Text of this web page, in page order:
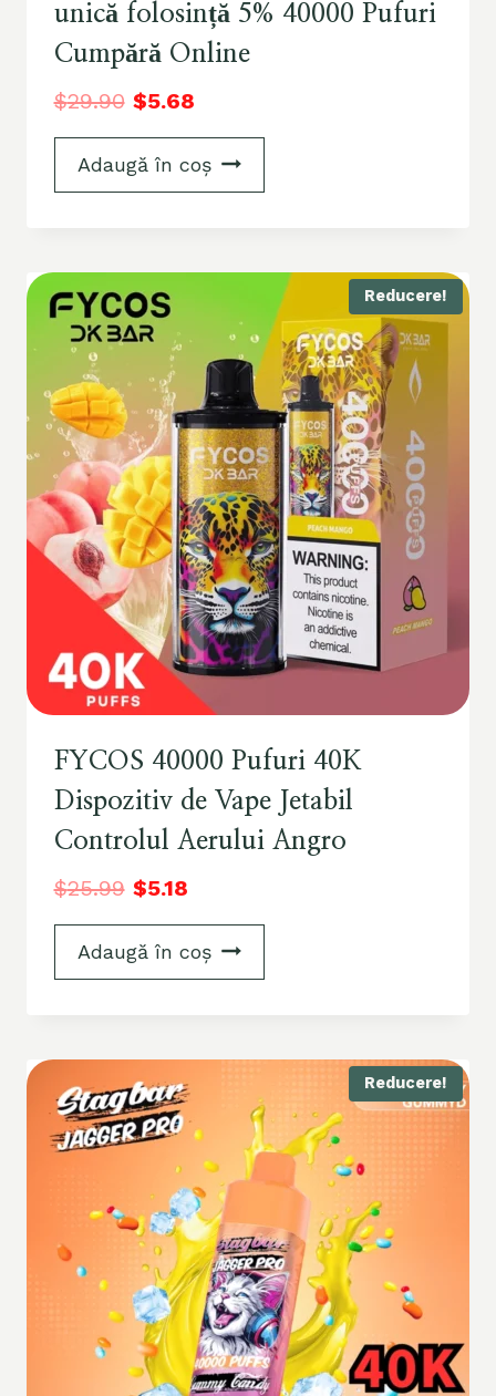
unică folosință 5% 40000 Pufuri
Cumpără Online
$29.90 $5.68
Adaugă în coș
Reducere!
FYCOS 40000 Pufuri 40K
Dispozitiv de Vape Jetabil
Controlul Aerului Angro
$25.99 $5.18
Adaugă în coș
Reducere!